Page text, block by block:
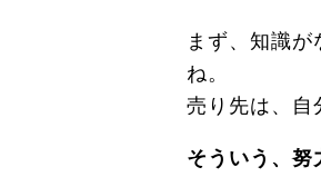
まず、知識
ね。
売り先は、自
そういう、努